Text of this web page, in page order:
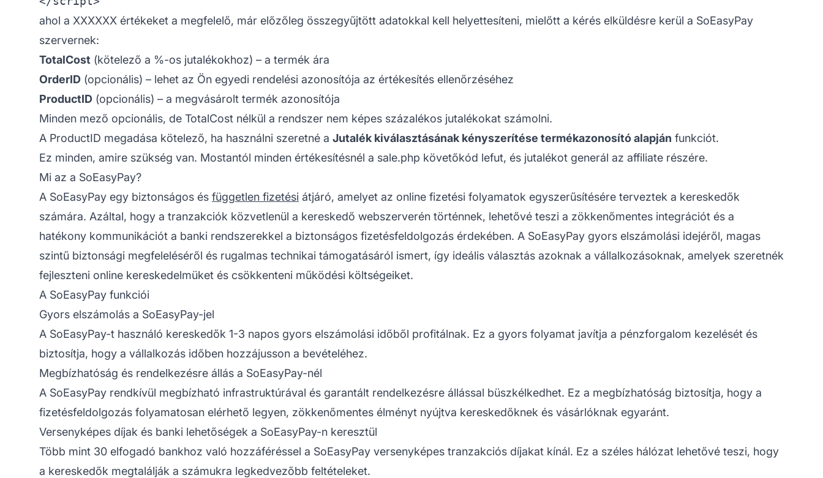
ahol a XXXXXX értékeket a megfelelő, már előzőleg összegyűjtött adatokkal kell helyettesíteni, mielőtt a kérés elküldésre kerül a SoEasyPay
szervernek:
TotalCost (kötelező a %-os jutalékokhoz) – a termék ára
OrderID (opcionális) – lehet az Ön egyedi rendelési azonosítója az értékesítés ellenőrzéséhez
ProductID (opcionális) – a megvásárolt termék azonosítója
Minden mező opcionális, de TotalCost nélkül a rendszer nem képes százalékos jutalékokat számolni.
A ProductID megadása kötelező, ha használni szeretné a Jutalék kiválasztásának kényszerítése termékazonosító alapján funkciót.
Ez minden, amire szükség van. Mostantól minden értékesítésnél a sale.php követőkód lefut, és jutalékot generál az affiliate részére.
Mi az a SoEasyPay?
A SoEasyPay egy biztonságos és független fizetési átjáró, amelyet az online fizetési folyamatok egyszerűsítésére terveztek a kereskedők
számára. Azáltal, hogy a tranzakciók közvetlenül a kereskedő webszerverén történnek, lehetővé teszi a zökkenőmentes integrációt és a
hatékony kommunikációt a banki rendszerekkel a biztonságos fizetésfeldolgozás érdekében. A SoEasyPay gyors elszámolási idejéről, magas
szintű biztonsági megfeleléséről és rugalmas technikai támogatásáról ismert, így ideális választás azoknak a vállalkozásoknak, amelyek szeretnék
fejleszteni online kereskedelmüket és csökkenteni működési költségeiket.
A SoEasyPay funkciói
Gyors elszámolás a SoEasyPay-jel
A SoEasyPay-t használó kereskedők 1-3 napos gyors elszámolási időből profitálnak. Ez a gyors folyamat javítja a pénzforgalom kezelését és
biztosítja, hogy a vállalkozás időben hozzájusson a bevételéhez.
Megbízhatóság és rendelkezésre állás a SoEasyPay-nél
A SoEasyPay rendkívül megbízható infrastruktúrával és garantált rendelkezésre állással büszkélkedhet. Ez a megbízhatóság biztosítja, hogy a
fizetésfeldolgozás folyamatosan elérhető legyen, zökkenőmentes élményt nyújtva kereskedőknek és vásárlóknak egyaránt.
Versenyképes díjak és banki lehetőségek a SoEasyPay-n keresztül
Több mint 30 elfogadó bankhoz való hozzáféréssel a SoEasyPay versenyképes tranzakciós díjakat kínál. Ez a széles hálózat lehetővé teszi, hogy
a kereskedők megtalálják a számukra legkedvezőbb feltételeket.